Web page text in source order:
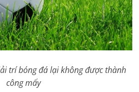
trí bóng đá lại không được thành
công mấy